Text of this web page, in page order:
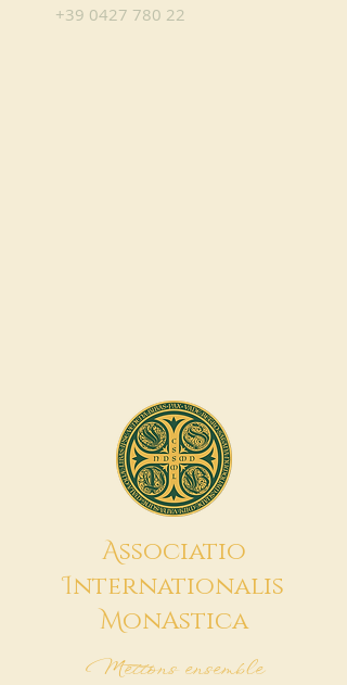
+39 0427 780 22
Associatio
Internationalis
MonAstica
Mettons ensemble